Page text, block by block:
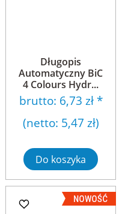
Długopis
Automatyczny BiC
4 Colours Hydr...
brutto: 6,73 zł*
(netto: 5,47 zł)
Do koszyka